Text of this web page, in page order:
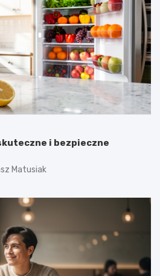
i bezpieczne
Matusiak